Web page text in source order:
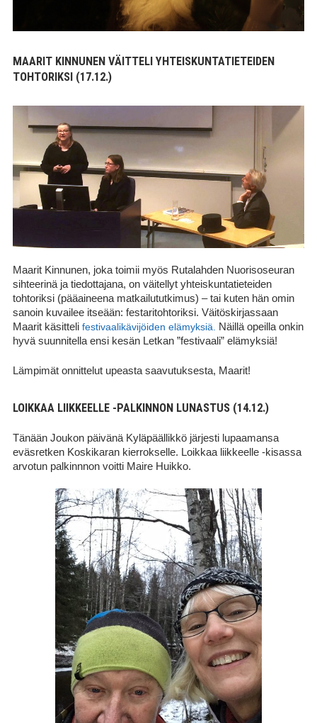
MAARIT KINNUNEN VÄITTELI YHTEISKUNTATIETEIDEN
TOHTORIKSI (17.12.)
Maarit Kinnunen, joka toimii myös Rutalahden Nuorisoseuran
sihteerinä ja tiedottajana, on väitellyt yhteiskuntatieteiden
tohtoriksi (pääaineena matkailututkimus) – tai kuten hän omin
sanoin kuvailee itseään: festaritohtoriksi. Väitöskirjassaan
Maarit käsitteli festivaalikävijöiden elämyksiä. Näillä opeilla onkin
hyvä suunnitella ensi kesän Letkan ”festivaali” elämyksiä!
Lämpimät onnittelut upeasta saavutuksesta, Maarit!
LOIKKAA LIIKKEELLE -PALKINNON LUNASTUS (14.12.)
Tänään Joukon päivänä Kyläpäällikkö järjesti lupaamansa
eväsretken Koskikaran kierrokselle. Loikkaa liikkeelle -kisassa
arvotun palkinnnon voitti Maire Huikko.